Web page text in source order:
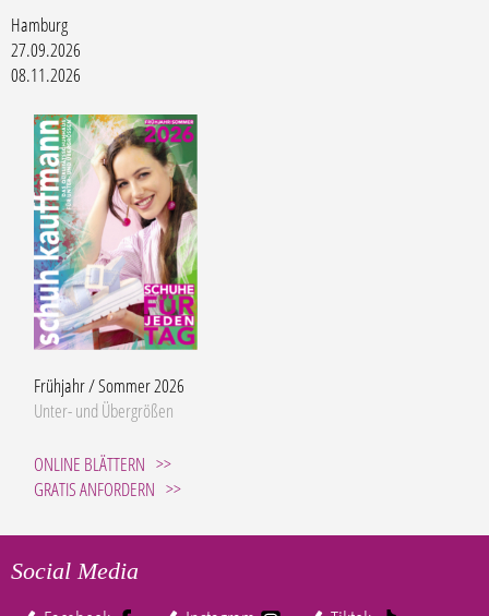
Hamburg
27.09.2026
08.11.2026
Frühjahr / Sommer 2026
Unter- und Übergrößen
ONLINE BLÄTTERN
GRATIS ANFORDERN
Social Media